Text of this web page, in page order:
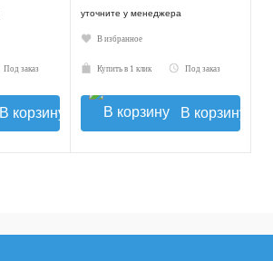
Под заказ
В корзину
уточните у менеджера
В избранное
Купить в 1 клик Под заказ
В корзину